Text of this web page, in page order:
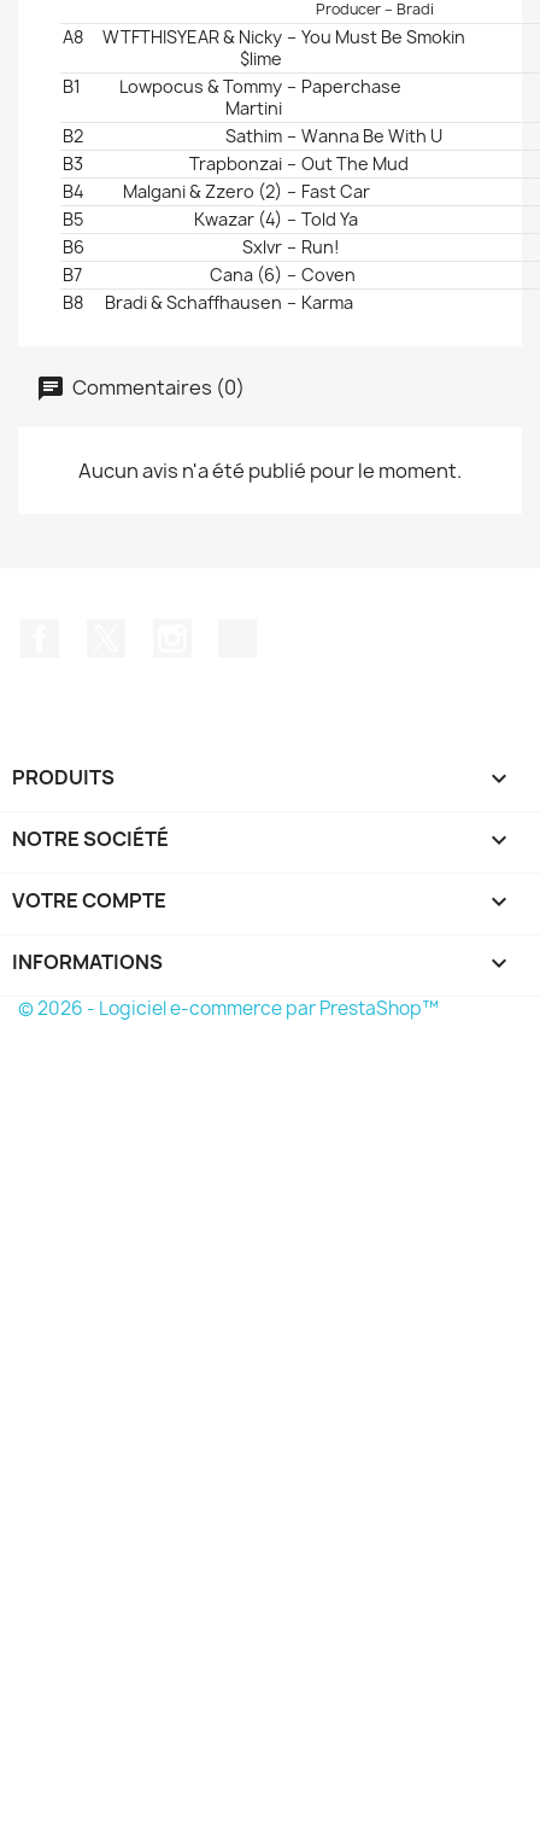
Producer – Bradi
A8 –
WTFTHISYEAR & Nicky
$lime
You Must Be Smokin
B1 –
Lowpocus & Tommy
Martini
Paperchase
B2 –
Sathim
Wanna Be With U
B3
–
Trapbonzai
Out The Mud
B4
–
Malgani & Zzero (2)
Fast Car
B5
–
Kwazar (4)
Told Ya
B6
–
Sxlvr
Run!
B7
–
Cana (6)
Coven
B8
–
Bradi & Schaffhausen Karma
Commentaires (0)
Aucun avis n'a été publié pour le moment.
PRODUITS 
NOTRE SOCIÉTÉ 
VOTRE COMPTE 
INFORMATIONS keyboard_arrow_down
© 2026 - Logiciel e-commerce par PrestaShop™